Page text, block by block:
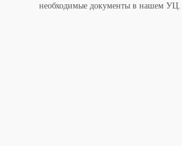
необходимые документы в нашем УЦ.